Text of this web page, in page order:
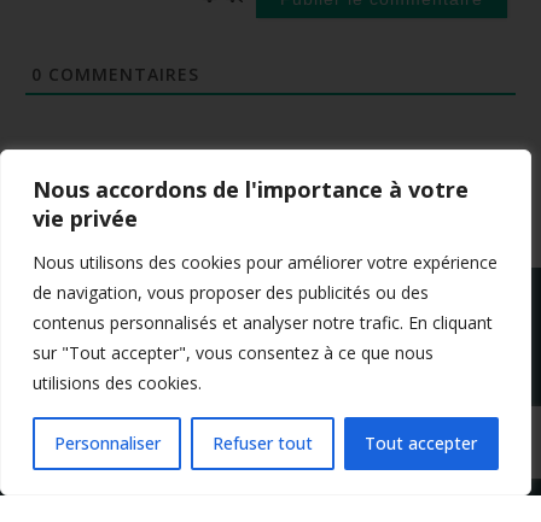
Nous accordons de l'importance à votre
vie privée
Nous utilisons des cookies pour améliorer votre expérience
de navigation, vous proposer des publicités ou des
contenus personnalisés et analyser notre trafic. En cliquant
sur "Tout accepter", vous consentez à ce que nous
utilisions des cookies.
Personnaliser Refuser tout Tout accepter
0 COMMENTAIRES
Mentions légales
Copyright 2024 Apprendre-la-flute-traversiere.comDesign by Agenz